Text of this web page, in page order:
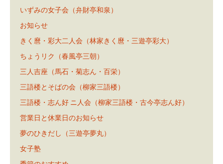
いずみの女子会（弁財亭和泉）
お知らせ
きく麿・彩大二人会（林家きく麿・三遊亭彩大）
ちょうリク（春風亭三朝）
三人吉座（馬石・菊志ん・百栄）
三語楼とそばの会（柳家三語楼）
三語楼・志ん好 ニ人会（柳家三語楼・古今亭志ん好）
営業日と休業日のお知らせ
夢のひきだし（三遊亭夢丸）
女子塾